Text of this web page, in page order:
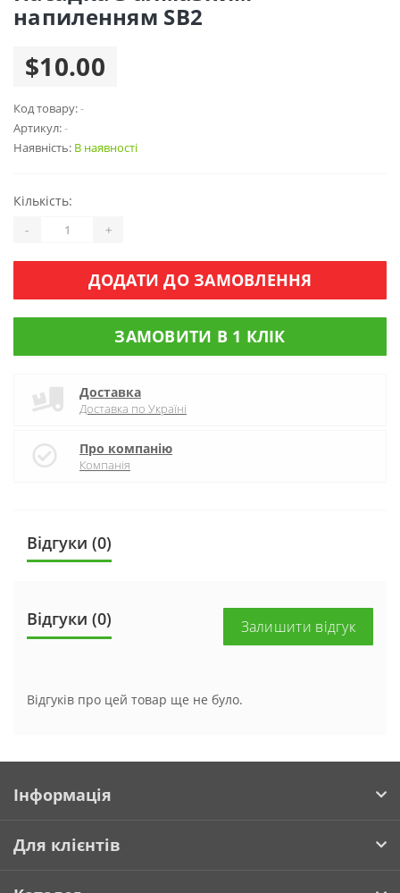
напиленням SB2
$10.00
Код товару:-
Артикул:-
Наявність: В наявності
Кількість:
- +
ДОДАТИ ДО ЗАМОВЛЕННЯ
ЗАМОВИТИ В 1 КЛІК
Доставка
Доставка по Україні
Про компанію
Компанія
Відгуки (0)
Відгуки (0) Залишити відгук
Відгуків про цей товар ще не було.
Інформація
Для клієнтів